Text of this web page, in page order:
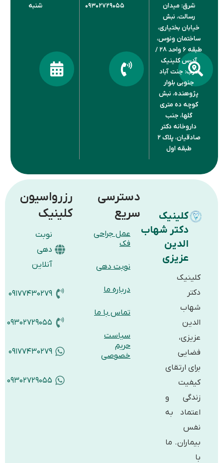
شرق: میدان
رسالت، نبش
خیابان بختیاری‌،
ساختمان ونوس،
طبقه ۶ واحد ۲۸ /
آدرس کلینیک
غرب: جنت آباد
جنوبی بلوار
پژوهنده، نبش
کوچه ده متری
گلها، جنب
داروخانه دکتر
صادقیان، پلاک ۲
طبقه اول
۰۹۳۰۲۷۲۹۰۵۵
شنبه
کلینیک
دکتر شهاب
الدین
عزیزی
کلینیک
دکتر
شهاب
الدین
عزیزی،
فضایی
برای ارتقای
کیفیت
زندگی و
اعتماد به
نفس
بیماران. ما
با
دسترسی
سریع
عمل جراحی
فک
نوبت دهی
درباره ما
تماس با ما
سیاست
حریم
خصوصی
رزرواسیون
کلینیک
نوبت
دهی
آنلاین
۰۹۱۷۷۴۳۰۲۷۹
۰۹۳۰۲۷۲۹۰۵۵
۰۹۱۷۷۴۳۰۲۷۹
۰۹۳۰۲۷۲۹۰۵۵